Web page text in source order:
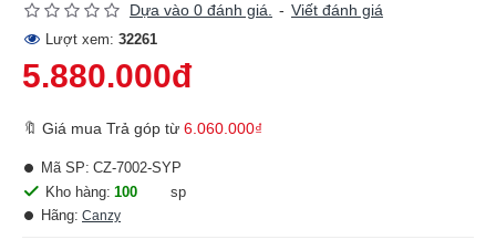
Dựa vào 0 đánh giá. - Viết đánh giá
Lượt xem: 32261
5.880.000đ
🔖 Giá mua Trả góp từ 6.060.000₫
Kho hàng: 100
sp
Hãng: Canzy
Mã SP: CZ-7002-SYP